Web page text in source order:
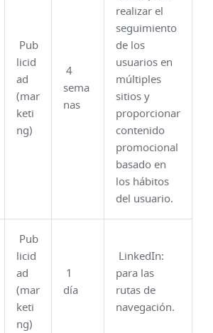
Pub
licid
ad
(mar
keti
ng)
4
sema
nas
realizar el
seguimiento
de los
usuarios en
múltiples
sitios y
proporcionar
contenido
promocional
basado en
los hábitos
del usuario.
Pub
licid
ad
(mar
keti
ng)
1
día
LinkedIn:
para las
rutas de
navegación.